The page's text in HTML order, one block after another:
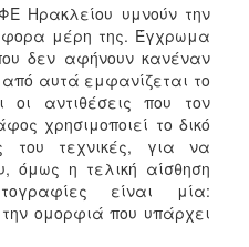
Ηρακλείου υμνούν την
μέρη της. Έγχρωμα
δεν αφήνουν κανέναν
αυτά εμφανίζεται το
οι αντιθέσεις που τον
χρησιμοποιεί το δικό
του τεχνικές, για να
όμως η τελική αίσθηση
είναι μία:
ομορφιά που υπάρχει